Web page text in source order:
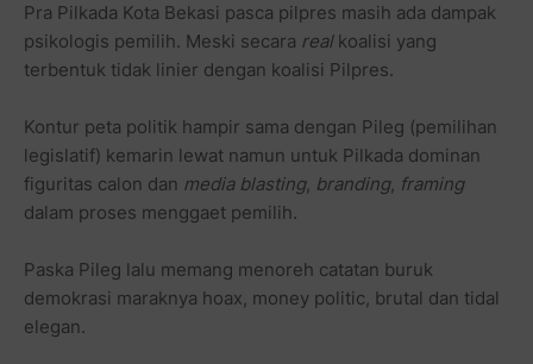
Pra Pilkada Kota Bekasi pasca pilpres masih ada dampak
psikologis pemilih. Meski secara realkoalisi yang
terbentuk tidak linier dengan koalisi Pilpres.
Kontur peta politik hampir sama dengan Pileg (pemilihan
legislatif) kemarin lewat namun untuk Pilkada dominan
figuritas calon dan media blasting, branding, framing
dalam proses menggaet pemilih.
Paska Pileg lalu memang menoreh catatan buruk
demokrasi maraknya hoax, money politic, brutal dan tidal
elegan.